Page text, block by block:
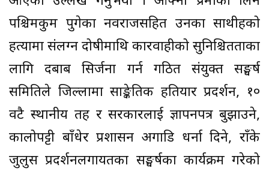
पश्चिमरुकुम पुगेका नवराजसहित उनका साथीहरुको
हत्यामा संलग्न दोषीमाथि कारवाहीको सुनिश्चितताका
लागि दबाब सिर्जना गर्न गठित संयुक्त सङ्घर्ष
समितिले जिल्लामा साङ्केतिक हतियार प्रदर्शन, १०
वटै स्थानीय तह र सरकारलाई ज्ञापनपत्र बुझाउने,
कालोपट्टी बाँधेर प्रशासन अगाडि धर्ना दिने, राँके
जुलुस प्रदर्शनलगायतका सङ्घर्षका कार्यक्रम गरेको